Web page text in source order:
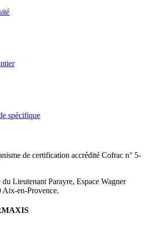
spécifique
de certification accrédité Cofrac n° 5-
Lieutenant Parayre, Espace Wagner
en-Provence.